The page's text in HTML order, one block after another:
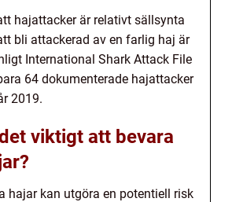
hajattacker är relativt sällsynta
bli attackerad av en farlig haj är
International Shark Attack File
64 dokumenterade hajattacker
2019.
viktigt att bevara
hajar kan utgöra en potentiell risk